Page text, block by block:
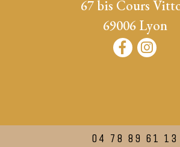
04 78 89 61 13
67 bis Cours
69006 Lyon
Mentions légales |